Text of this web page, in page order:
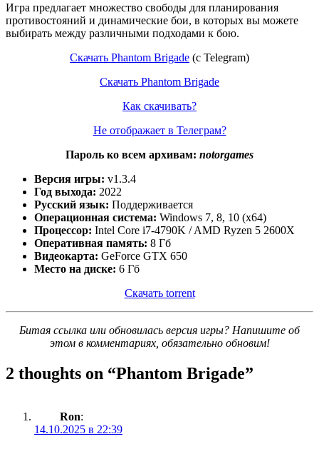
Игра предлагает множество свободы для планирования
противостояний и динамические бои, в которых вы можете
выбирать между различными подходами к бою.
Скачать Phantom Brigade (c Telegram)
Скачать Phantom Brigade
Как скачивать?
Не отображает в Телеграм?
Пароль ко всем архивам: notorgames
Версия игры: v1.3.4
Год выхода: 2022
Русский язык: Поддерживается
Операционная система: Windows 7, 8, 10 (x64)
Процессор: Intel Core i7-4790K / AMD Ryzen 5 2600X
Оперативная память: 8 Гб
Видеокарта: GeForce GTX 650
Место на диске: 6 Гб
Скачать torrent
Битая ссылка или обновилась версия игры? Напишите об
этом в комментариях, обязательно обновим!
2 thoughts on “Phantom Brigade”
Ron:
14.10.2025 в 22:39